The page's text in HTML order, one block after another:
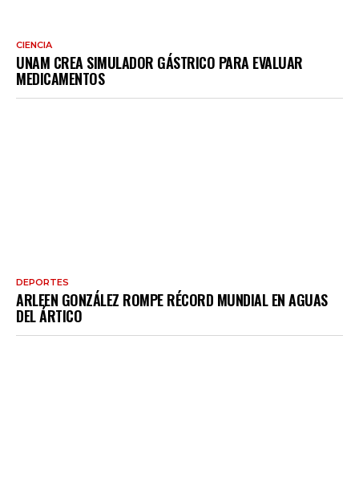
CIENCIA
UNAM CREA SIMULADOR GÁSTRICO PARA EVALUAR
MEDICAMENTOS
DEPORTES
ARLEEN GONZÁLEZ ROMPE RÉCORD MUNDIAL EN AGUAS
DEL ÁRTICO